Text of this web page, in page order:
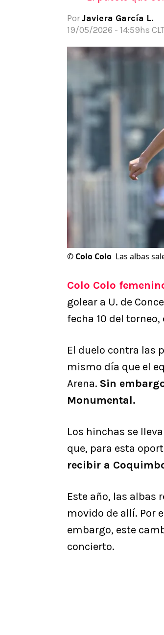
Apuestas Mundial 2026
Por Javiera García L.
19/05/2026 - 14:59hs
© Colo Colo Las albas
Colo Colo
golear a U. de
fecha 10 del
El duelo contra las
mismo día que el
Arena. Sin
Monumental.
Los hinchas se
que, para esta
recibir a
Este año, las albas
movido de allí. Por
embargo, este
concierto.